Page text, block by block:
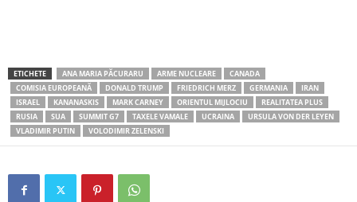
ETICHETE ANA MARIA PĂCURARU ARME NUCLEARE
CANADA
COMISIA EUROPEANĂ
DONALD TRUMP FRIEDRICH MERZ GERMANIA
IRAN
ISRAEL
KANANASKIS MARK CARNEY ORIENTUL MIJLOCIU
REALITATEA PLUS
RUSIA
SUA SUMMIT G7 TAXELE VAMALE UCRAINA
URSULA VON DER LEYEN
VLADIMIR PUTIN
VOLODIMIR ZELENSKI